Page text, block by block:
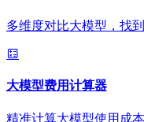
多维度对比大模型，找
大模型费用计算器
精准计算大模型使用成